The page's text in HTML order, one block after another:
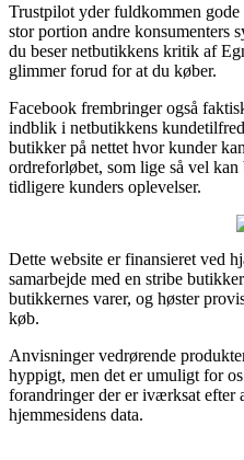
Trustpilot yder fuldkommen
stor portion andre konsumenters
du beser netbutikkens kritik af
glimmer forud for at du køber.
Facebook frembringer også
indblik i netbutikkens
butikker på nettet hvor kunder
ordreforløbet, som lige så vel
tidligere kunders oplevelser.
Dette website er finansieret ved
samarbejde med en stribe
butikkernes varer, og høster
køb.
Anvisninger vedrørende
hyppigt, men det er umuligt for
forandringer der er iværksat efter
hjemmesidens data.